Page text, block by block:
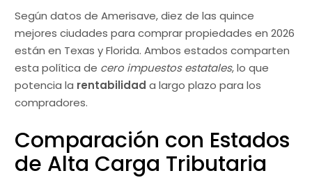
Según datos de Amerisave, diez de las quince
mejores ciudades para comprar propiedades en 2026
están en Texas y Florida. Ambos estados comparten
esta política de cero impuestos estatales, lo que
potencia la rentabilidad a largo plazo para los
compradores.
Comparación con Estados
de Alta Carga Tributaria